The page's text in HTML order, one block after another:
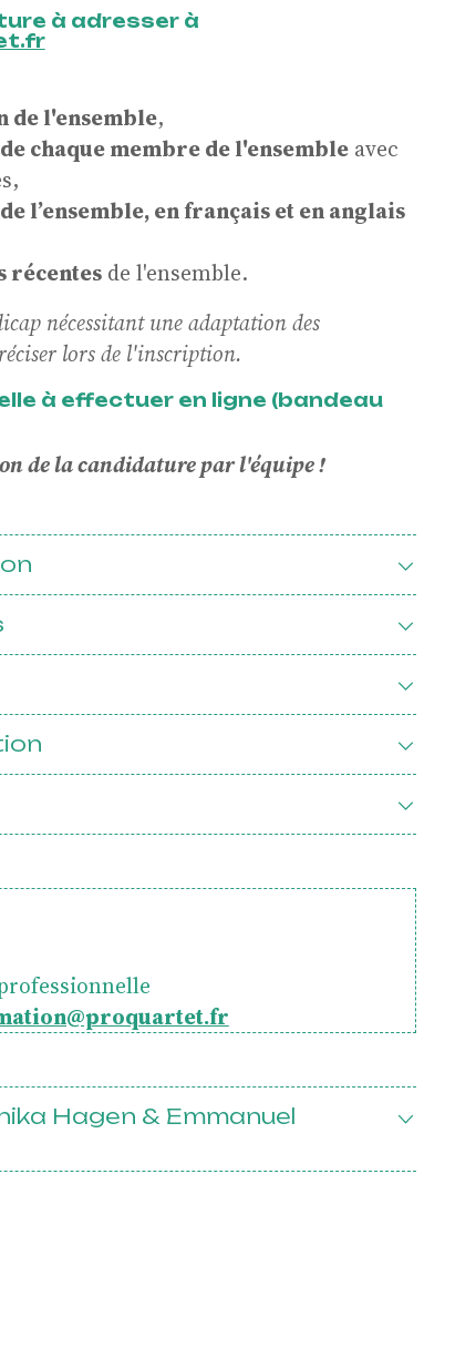
à adresser à
de l'ensemble,
chaque membre de l'ensembleavec
l’ensemble, en français et en anglais
récentesde l'ensemble.
nécessitant une adaptation des
lors de l'inscription.
à effectuer en ligne (bandeau
de la candidature par l'équipe !
Hagen & Emmanuel
MÉCÉNAT ET DONS
ProQuartet,
Cercle !